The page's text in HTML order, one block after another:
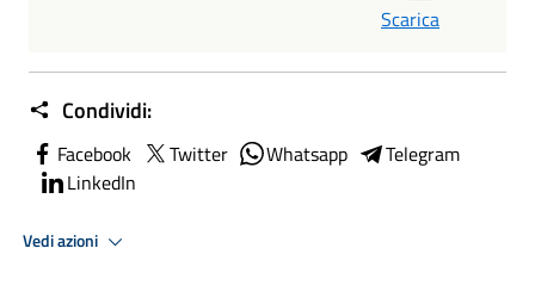
Scarica
Condividi:
Facebook Twitter Whatsapp
Telegram
LinkedIn
Vedi azioni